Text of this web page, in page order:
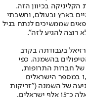
בכיוון הזה.
בארץ ובעולם, וחשבתי
- למרות שיש רופאים שממשיכים לנתח בגיל
בעבודתה בקרב
בהשמנה. כפי
של חברות התרופות,
בעשור האחרון חלה עלייה מטאורית של 1,233% במספר הישראלים
של השמנה ("זריקות
ההרזיה"). כלומר, ב־2014 השתמשו בתרופות אלה כ־15 אלף ישראלים,